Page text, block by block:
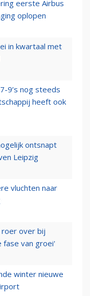
eerste Airbus
oplopen
in kwartaal met
9’s nog steeds
heeft ook
ontsnapt
Leipzig
vluchten naar
roer over bij
fase van groei'
winter nieuwe